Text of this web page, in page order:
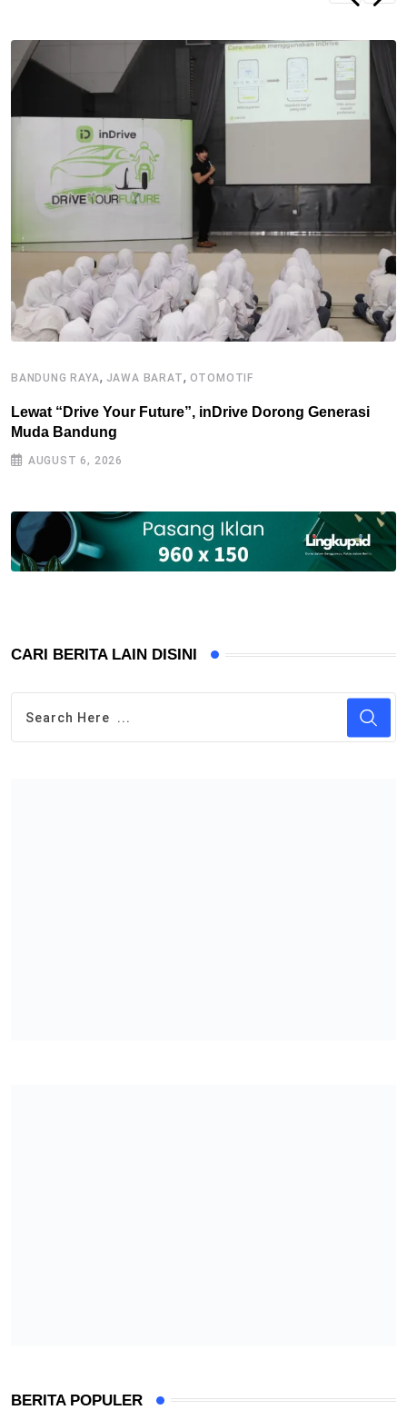
BANDUNG RAYA, JAWA BARAT, OTOMOTIF
Lewat “Drive Your Future”, inDrive Dorong Generasi
Muda Bandung
AUGUST 6, 2026
CARI BERITA LAIN DISINI
BERITA POPULER